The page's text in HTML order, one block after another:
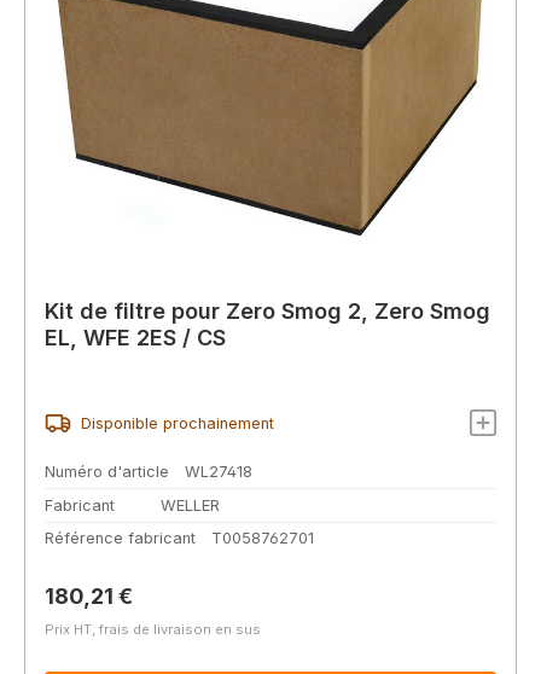
Kit de filtre pour Zero Smog 2, Zero Smog
EL, WFE 2ES / CS
Disponible prochainement
Numéro d'article
WL27418
Fabricant
WELLER
Référence fabricant
T0058762701
Prix régulier :
180,21 €
Prix HT, frais de livraison en sus